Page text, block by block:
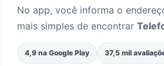
No app, você informa o
mais simples de encontrar
4,9 na Google Play 37,5 mil